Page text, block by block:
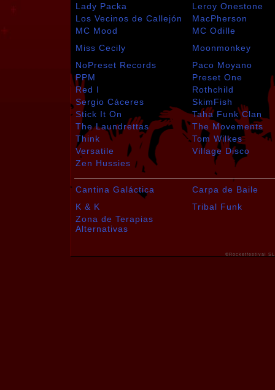
Lady Packa
Leroy Onestone
Los Vecinos de Callejón
MacPherson
MC Mood
MC Odille
Miss Cecily
Moonmonkey
NoPreset Records
Paco Moyano
PPM
Preset One
Red I
Rothchild
Sergio Cáceres
SkimFish
Stick It On
Taha Funk Clan
The Laundrettas
The Movements
Think
Tom Wilkes
Versatile
Village Disco
Zen Hussies
Cantina Galáctica
Carpa de Baile
K & K
Tribal Funk
Zona de Terapias
Alternativas
©Rocketfestival